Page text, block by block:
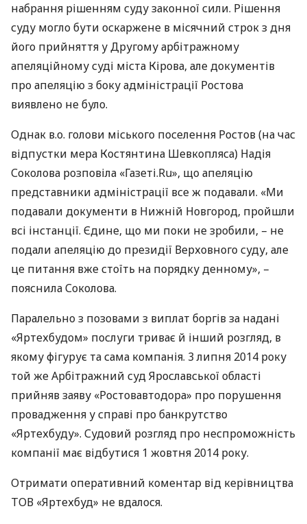
набрання рішенням суду законної сили. Рішення
суду могло бути оскаржене в місячний строк з дня
його прийняття у Другому арбітражному
апеляційному суді міста Кірова, але документів
про апеляцію з боку адміністрації Ростова
виявлено не було.
Однак в.о. голови міського поселення Ростов (на час
відпустки мера Костянтина Шевкопляса) Надія
Соколова розповіла «Газеті.Ru», що апеляцію
представники адміністрації все ж подавали. «Ми
подавали документи в Нижній Новгород, пройшли
всі інстанції. Єдине, що ми поки не зробили, – не
подали апеляцію до президії Верховного суду, але
це питання вже стоїть на порядку денному», –
пояснила Соколова.
Паралельно з позовами з виплат боргів за надані
«Яртехбудом» послуги триває й інший розгляд, в
якому фігурує та сама компанія. 3 липня 2014 року
той же Арбітражний суд Ярославської області
прийняв заяву «Ростовавтодора» про порушення
провадження у справі про банкрутство
«Яртехбуду». Судовий розгляд про неспроможність
компанії має відбутися 1 жовтня 2014 року.
Отримати оперативний коментар від керівництва
ТОВ «Яртехбуд» не вдалося.